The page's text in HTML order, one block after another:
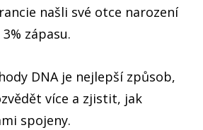
našli své otce narození
zápasu.
DNA je nejlepší způsob,
více a zjistit, jak
spojeny.